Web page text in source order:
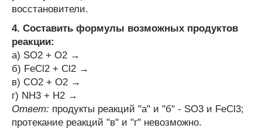
восстановители.
4. Составить формулы возможных продуктов
реакции:
а) SO2 + O2 →
б) FeCl2 + Cl2 →
в) CO2 + O2 →
г) NH3 + H2 →
Ответ: продукты реакций "а" и "б" - SO3 и FeCl3;
протекание реакций "в" и "г" невозможно.